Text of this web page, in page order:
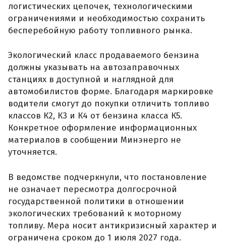
логистических цепочек, технологическими
ограничениями и необходимостью сохранить
бесперебойную работу топливного рынка.
Экологический класс продаваемого бензина
должны указывать на автозаправочных
станциях в доступной и наглядной для
автомобилистов форме. Благодаря маркировке
водители смогут до покупки отличить топливо
классов К2, К3 и К4 от бензина класса К5.
Конкретное оформление информационных
материалов в сообщении Минэнерго не
уточняется.
В ведомстве подчеркнули, что постановление
не означает пересмотра долгосрочной
государственной политики в отношении
экологических требований к моторному
топливу. Мера носит антикризисный характер и
ограничена сроком до 1 июля 2027 года.